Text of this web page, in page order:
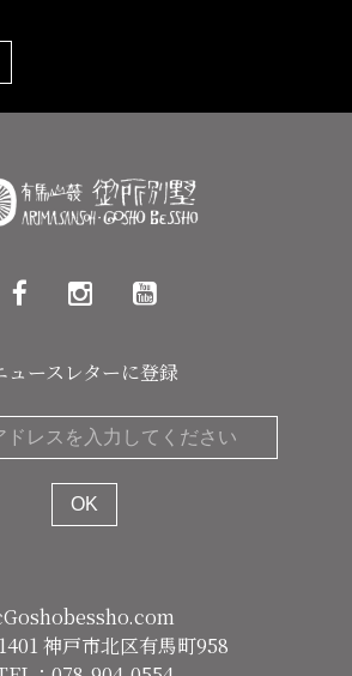
ュースレターに登録
神戸市北区有馬町958